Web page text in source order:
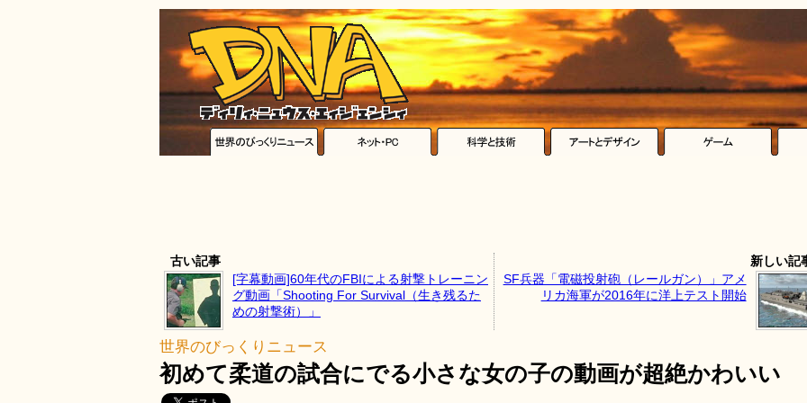
古い記事
[字幕動画]60年代のFBIによる射撃トレーニン
グ動画「Shooting For Survival（生き残るた
めの射撃術）」
新しい記
SF兵器「電磁投射砲（レールガン）」アメ
リカ海軍が2016年に洋上テスト開始
世界のびっくりニュース
初めて柔道の試合にでる小さな女の子の動画が超絶かわいい